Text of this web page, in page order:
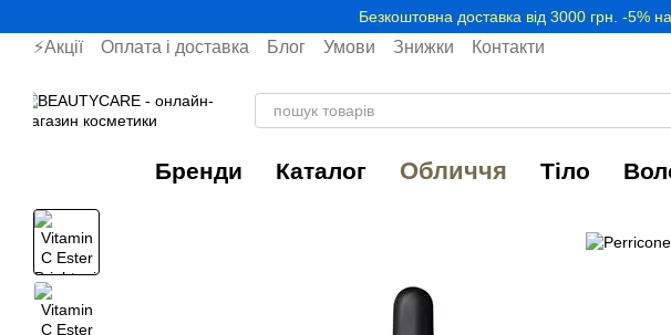
Безкоштовна доставка від 3000 грн. -5%
⚡Акції Оплата і доставка Блог Умови Знижки Контакти
Бренди Каталог Обличчя Тіло